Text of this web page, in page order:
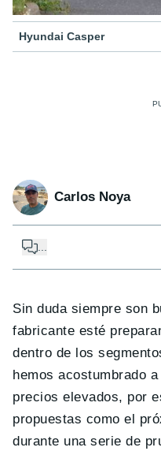
Hyundai Casper
Carlos Noya
Sin duda siempre son
fabricante esté
dentro de los
hemos acostumbrado
precios elevados, por
propuestas como el
durante una serie de